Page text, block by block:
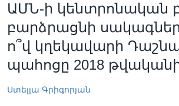
բովանդակությանը
անցնել
հիմնական
բովանդակությանը
հիմնական
ԼՈՒՐԵՐ
ՍՓՅՈՒՌՔ
ՏԵՍԱՆՅՈՒԹԵՐ
ԱՄՆ-ի կենտրոնական
բարձրացնի
ո՞վ կղեկավարի
պահոցը 2018
Ստելլա Գրիգորյան